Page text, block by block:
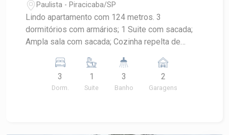
Paulista - Piracicaba/SP
Lindo apartamento com 124 metros. 3
dormitórios com armários; 1 Suite com sacada;
Ampla sala com sacada; Cozinha repelta de
3
Dorm.
1
Suite
3
Banho
2
Garagens